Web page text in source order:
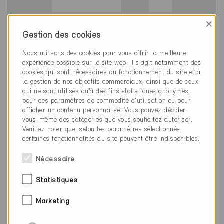
Minergie
Aadorf 8355
Nouvelle construction, Habitat collectif
TG-1844
Gestion des cookies
×
Nous utilisons des cookies pour vous offrir la meilleure
expérience possible sur le site web. Il s'agit notamment des
cookies qui sont nécessaires au fonctionnement du site et à
la gestion de nos objectifs commerciaux, ainsi que de ceux
qui ne sont utilisés qu’à des fins statistiques anonymes,
pour des paramètres de commodité d’utilisation ou pour
afficher un contenu personnalisé. Vous pouvez décider
vous-même des catégories que vous souhaitez autoriser.
Veuillez noter que, selon les paramètres sélectionnés,
certaines fonctionnalités du site peuvent être indisponibles.
Nécessaire
Statistiques
Marketing